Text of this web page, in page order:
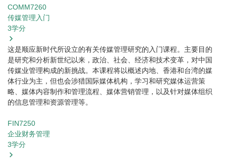
COMM7260
传媒管理入门
3学分
这是顺应新时代所设立的有关传媒管理研究的入门课程。主要目的
是研究和分析新世纪以来，政治、社会、经济和技术变革，对中国
传媒业管理构成的新挑战。本课程将以概述内地、香港和台湾的媒
体行业为主，但也会涉猎国际媒体机构，学习和研究媒体运营策
略、媒体内容制作和管理流程、媒体营销管理，以及针对媒体组织
的信息管理和资源管理等。
FIN7250
企业财务管理
3学分